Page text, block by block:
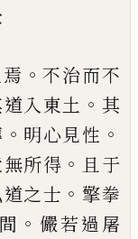
。不治而不
入東土 。 其
。 明心見性 。
無所得 。 且于
之士 。 擎拳
。 儼若過屠